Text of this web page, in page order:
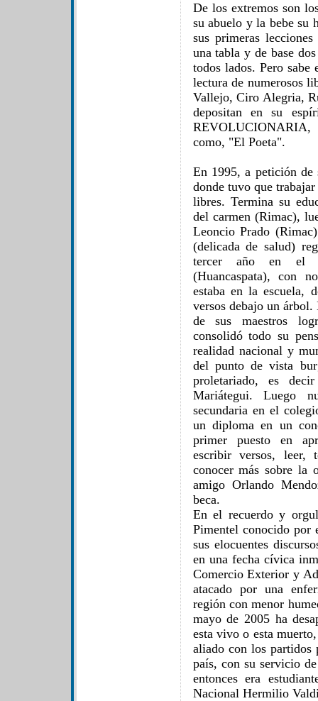
De los extremos son
su abuelo y la bebe su
sus primeras
una tabla y de base
todos lados. Pero sabe
lectura de numerosos
Vallejo, Ciro Alegria,
depositan en su
como, "El Poeta".
En 1995, a petición de
donde tuvo que
libres. Termina su
del carmen (Rimac),
Leoncio Prado
(delicada de salud)
tercer año en el
(Huancaspata), con
estaba en la escuela,
versos debajo un
de sus maestros
consolidó todo su
realidad nacional y
del punto de vista
proletariado, es
Mariátegui. Luego
secundaria en el
un diploma en un
primer puesto en
escribir versos, leer,
conocer más sobre
amigo Orlando
beca.
En el recuerdo y
Pimentel conocido por
sus elocuentes
en una fecha cívica
Comercio Exterior y
atacado por una
región con menor
mayo de 2005 ha
esta vivo o esta
aliado con los partidos
país, con su servicio
entonces era
Nacional Hermilio